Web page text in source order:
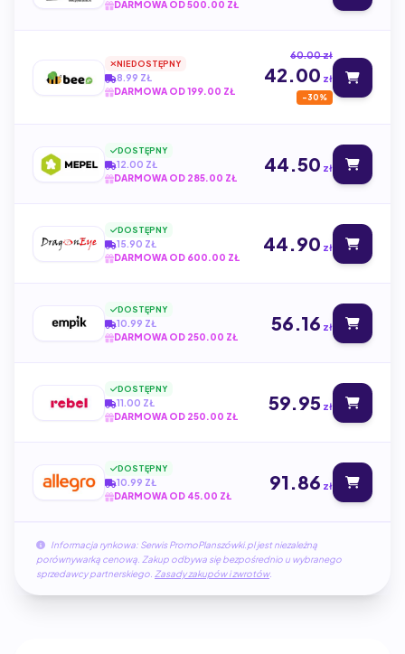
DARMOWA OD 500.00 ZŁ
NIEDOSTĘPNY
8.99 ZŁ
DARMOWA OD 199.00 ZŁ
60.00 zł
42.00 zł
-30%
DOSTĘPNY
12.00 ZŁ
DARMOWA OD 285.00 ZŁ
44.50 zł
DOSTĘPNY
15.90 ZŁ
DARMOWA OD 600.00 ZŁ
44.90 zł
DOSTĘPNY
10.99 ZŁ
DARMOWA OD 250.00 ZŁ
56.16 zł
DOSTĘPNY
11.00 ZŁ
DARMOWA OD 250.00 ZŁ
59.95 zł
DOSTĘPNY
10.99 ZŁ
DARMOWA OD 45.00 ZŁ
91.86 zł
Informacja rynkowa: Serwis PromoPlanszówki.pl jest niezależną
porównywarką cenową. Zakup odbywa się bezpośrednio u wybranego
sprzedawcy partnerskiego. Zasady zakupów i zwrotów.